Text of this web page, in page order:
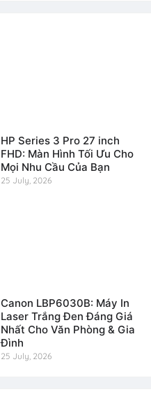
HP Series 3 Pro 27 inch
FHD: Màn Hình Tối Ưu Cho
Mọi Nhu Cầu Của Bạn
25 July, 2026
Canon LBP6030B: Máy In
Laser Trắng Đen Đáng Giá
Nhất Cho Văn Phòng & Gia
Đình
25 July, 2026